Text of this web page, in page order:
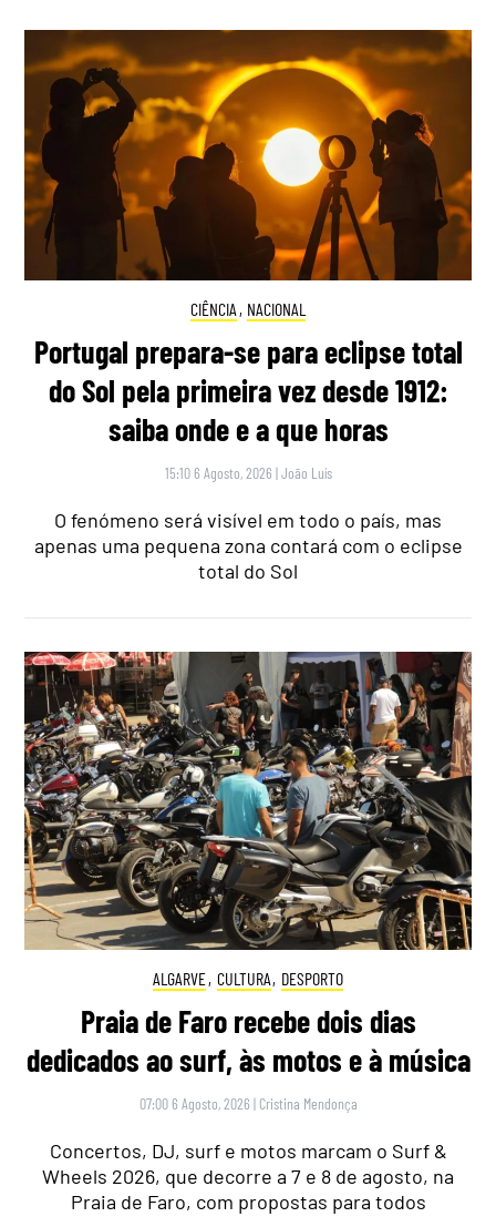
CIÊNCIA , NACIONAL
Portugal prepara-se para eclipse total
do Sol pela primeira vez desde 1912:
saiba onde e a que horas
15:10 6 Agosto, 2026 |João Luís
O fenómeno será visível em todo o país, mas
apenas uma pequena zona contará com o eclipse
total do Sol
ALGARVE, CULTURA, DESPORTO
Praia de Faro recebe dois dias
dedicados ao surf, às motos e à música
07:00 6 Agosto, 2026 | Cristina Mendonça
Concertos, DJ, surf e motos marcam o Surf &
Wheels 2026, que decorre a 7 e 8 de agosto, na
Praia de Faro, com propostas para todos